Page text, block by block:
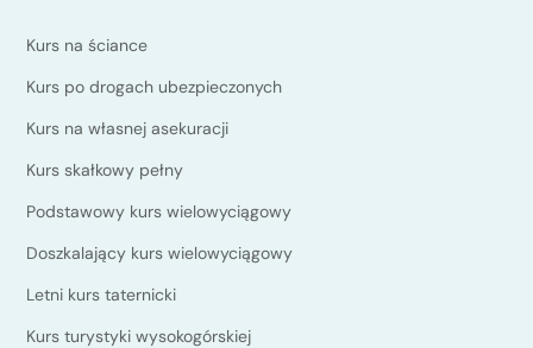
Kurs na ściance
Kurs po drogach ubezpieczonych
Kurs na własnej asekuracji
Kurs skałkowy pełny
Podstawowy kurs wielowyciągowy
Doszkalający kurs wielowyciągowy
Letni kurs taternicki
Kurs turystyki wysokogórskiej